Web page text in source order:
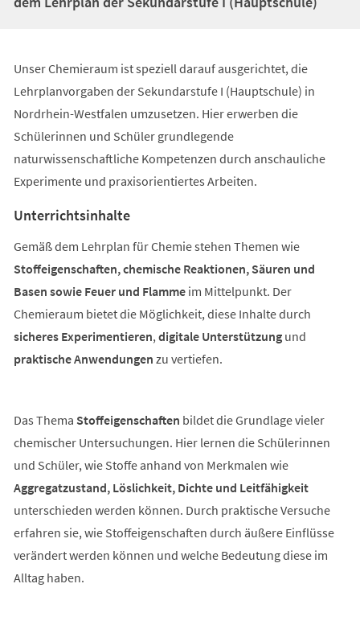
Unser Chemieraum ist speziell darauf ausgerichtet, die
Lehrplanvorgaben der Sekundarstufe I (Hauptschule) in
Nordrhein-Westfalen umzusetzen. Hier erwerben die
Schülerinnen und Schüler grundlegende
naturwissenschaftliche Kompetenzen durch anschauliche
Experimente und praxisorientiertes Arbeiten.
Unterrichtsinhalte
Gemäß dem Lehrplan für Chemie stehen Themen wie
Stoffeigenschaften, chemische Reaktionen, Säuren und
Basen sowie Feuer und Flammeim Mittelpunkt. Der
Chemieraum bietet die Möglichkeit, diese Inhalte durch
sicheres Experimentieren, digitale Unterstützungund
praktische Anwendungen zu vertiefen.
Das Thema Stoffeigenschaften bildet die Grundlage vieler
chemischer Untersuchungen. Hier lernen die Schülerinnen
und Schüler, wie Stoffe anhand von Merkmalen wie
Aggregatzustand, Löslichkeit, Dichte und Leitfähigkeit
unterschieden werden können. Durch praktische Versuche
erfahren sie, wie Stoffeigenschaften durch äußere Einflüsse
verändert werden können und welche Bedeutung diese im
Alltag haben.